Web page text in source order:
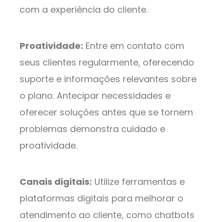
com a experiência do cliente.
Proatividade: Entre em contato com
seus clientes regularmente, oferecendo
suporte e informações relevantes sobre
o plano. Antecipar necessidades e
oferecer soluções antes que se tornem
problemas demonstra cuidado e
proatividade.
Canais digitais: Utilize ferramentas e
plataformas digitais para melhorar o
atendimento ao cliente, como chatbots